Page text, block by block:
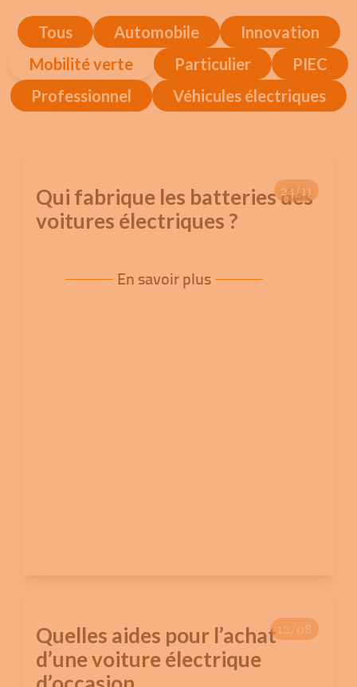
Tous Automobile
Innovation
Mobilité verte
Particulier
PIEC
Professionnel
Véhicules électriques
24/11
Qui fabrique les batteries des
voitures électriques ?
En savoir plus
12/08
Quelles aides pour l’achat
d’une voiture électrique